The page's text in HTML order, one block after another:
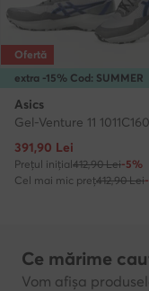
extra -15% Cod: SUMMER
Ofertă
Asics
Prețul actual
391,90 Lei
Prețul inițial412,90 Lei-5%
Cel mai mic preț412,90 Lei
Ce mărime
Vom afișa